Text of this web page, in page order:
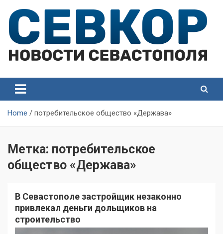
content
Севастополя
Севастополя
Home потребительское общество «Держава»
Метка: потребительское
общество «Держава»
В Севастополе застройщик незаконно
привлекал деньги дольщиков на
строительство